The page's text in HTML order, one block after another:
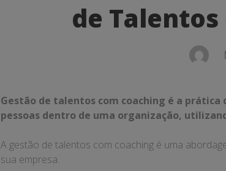
Empresa
de
Talentos
com
Coaching
de
Gestão de talentos com coaching é a
pessoas dentro de uma organização,
A gestão de talentos com coaching é uma
sua empresa.